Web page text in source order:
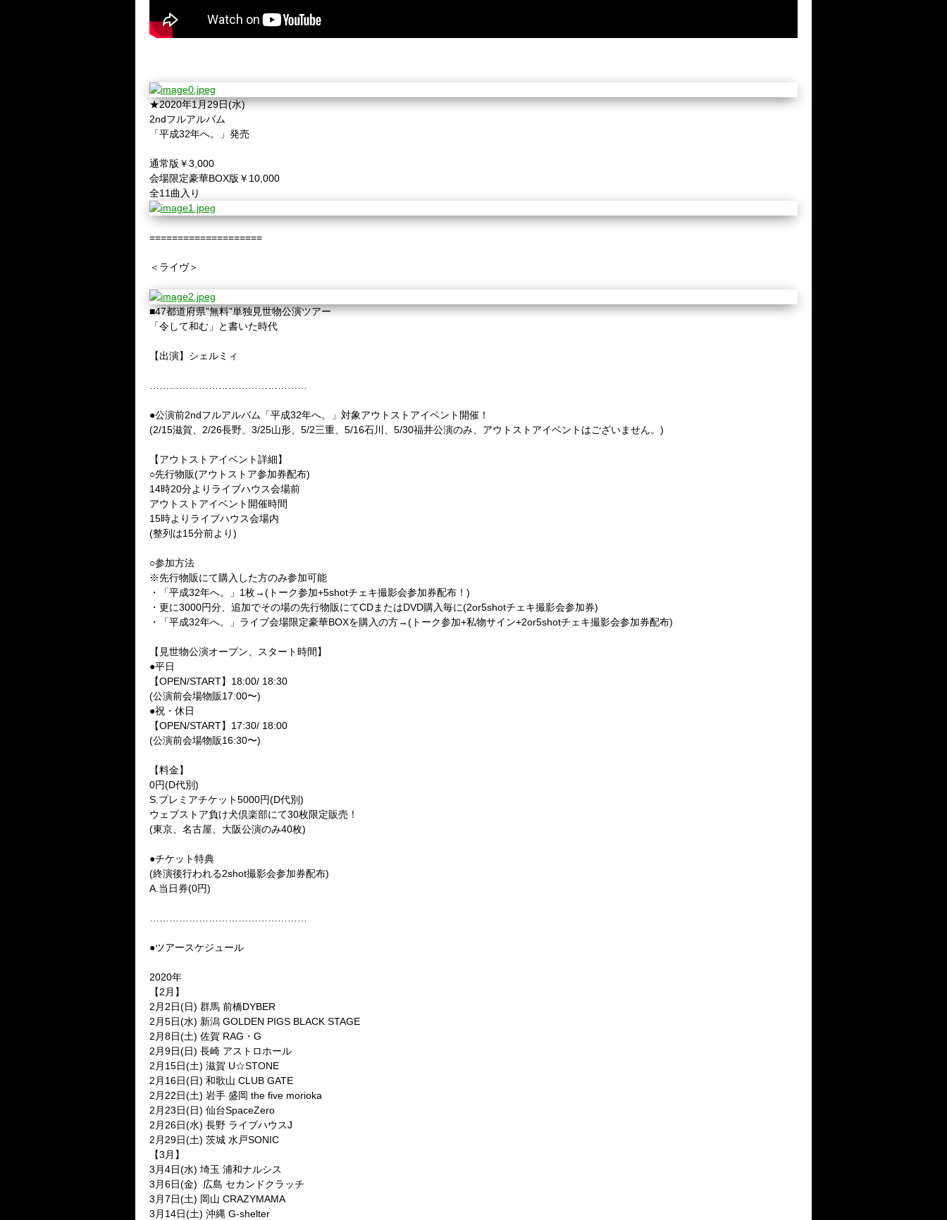
★2020年1月29日(水)
2ndフルアルバム
「平成32年へ。」発売
通常版￥3,000
会場限定豪華BOX版￥10,000
全11曲入り
====================
＜ライヴ＞
■47都道府県”無料”単独見世物公演ツアー
「令して和む」と書いた時代
【出演】シェルミィ
●公演前2ndフルアルバム「平成32年へ。」対象アウトストアイベント開催！
(2/15滋賀、2/26長野、3/25山形、5/2三重、5/16石川、5/30福井公演のみ、アウトストアイベントはございません。)
【アウトストアイベント詳細】
○先行物販(アウトストア参加券配布)
14時20分よりライブハウス会場前
アウトストアイベント開催時間
15時よりライブハウス会場内
(整列は15分前より)
○参加方法
※先行物販にて購入した方のみ参加可能
・「平成32年へ。」1枚→(トーク参加+5shotチェキ撮影会参加券配布！ )
・更に3000円分、追加でその場の先行物販にてCDまたはDVD購入毎に(2or5shotチェキ撮影会参加券)
・「平成32年へ。」ライブ会場限定豪華BOXを購入の方→(トーク参加+私物サイン+2or5shotチェキ撮影会参加券配布)
【見世物公演オープン、スタート時間】
●平日
【OPEN/START】18:00/ 18:30
(公演前会場物販17:00〜)
●祝・休日
【OPEN/START】17:30/ 18:00
(公演前会場物販16:30〜)
【料金】
0円(D代別)
S.プレミアチケット5000円(D代別)
ウェブストア負け犬倶楽部にて30枚限定販売！
(東京、名古屋、大阪公演のみ40枚)
●チケット特典
(終演後行われる2shot撮影会参加券配布)
A.当日券(0円)
●ツアースケジュール
2020年
【2月】
2月2日(日) 群馬 前橋DYBER
2月5日(水) 新潟 GOLDEN PIGS BLACK STAGE
2月8日(土) 佐賀 RAG・G
2月9日(日) 長崎 アストロホール
2月15日(土) 滋賀 U☆STONE
2月16日(日) 和歌山 CLUB GATE
2月22日(土) 岩手 盛岡 the five morioka
2月23日(日) 仙台SpaceZero
2月26日(水) 長野 ライブハウスJ
2月29日(土) 茨城 水戸SONIC
【3月】
3月4日(水) 埼玉 浦和ナルシス
3月6日(金) 広島 セカンドクラッチ
3月7日(土) 岡山 CRAZYMAMA
3月14日(土) 沖縄 G-shelter